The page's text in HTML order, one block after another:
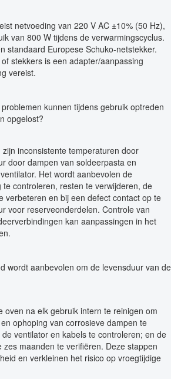
netvoeding van 220 V AC ±10% (50 Hz),
van 800 W tijdens de verwarmingscyclus.
standaard Europese Schuko-netstekker.
stekkers is een adapter/aanpassing
vereist.
kunnen tijdens gebruik optreden
opgelost?
inconsistente temperaturen door
door dampen van soldeerpasta en
Het wordt aanbevolen de
controleren, resten te verwijderen, de
verbeteren en bij een defect contact op te
voor reserveonderdelen. Controle van
kan aanpassingen in het
wordt aanbevolen om de levensduur van de
oven na elk gebruik intern te reinigen om
ophoping van corrosieve dampen te
ventilator en kabels te controleren; en de
maanden te verifiëren. Deze stappen
en verkleinen het risico op vroegtijdige